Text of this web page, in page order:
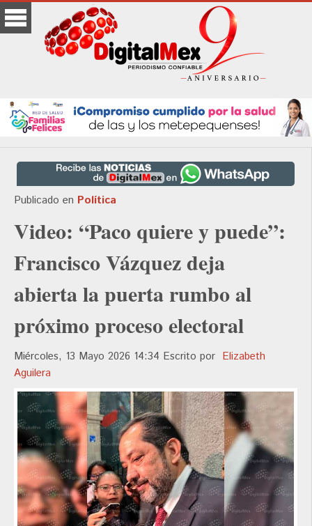
Publicado en Política
Video: “Paco quiere y puede”:
Francisco Vázquez deja
abierta la puerta rumbo al
próximo proceso electoral
Miércoles, 13 Mayo 2026 14:34 Escrito por Elizabeth
Aguilera